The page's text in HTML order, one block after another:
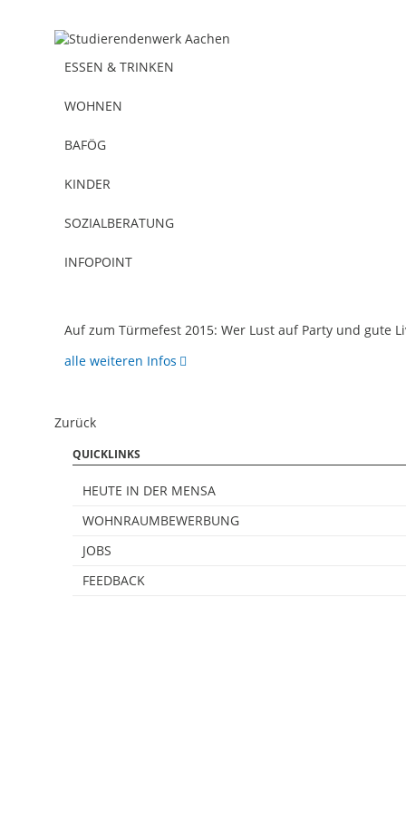
ESSEN & TRINKEN
WOHNEN
BAFÖG
KINDER
SOZIALBERATUNG
INFOPOINT
Auf zum Türmefest 2015: Wer Lust auf Party und gute
alle weiteren Infos
Zurück
QUICKLINKS
HEUTE IN DER MENSA
WOHNRAUMBEWERBUNG
JOBS
FEEDBACK